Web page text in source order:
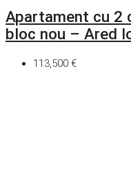
Apartament cu 2
bloc nou – Ared
113,500 €